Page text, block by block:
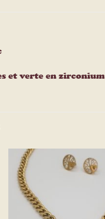
et verte en zirconium